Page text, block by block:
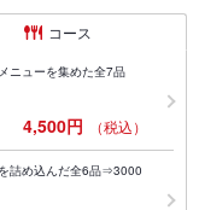
コース
ニューを集めた全7品
4,500円 （税込）
詰め込んだ全6品⇒3000